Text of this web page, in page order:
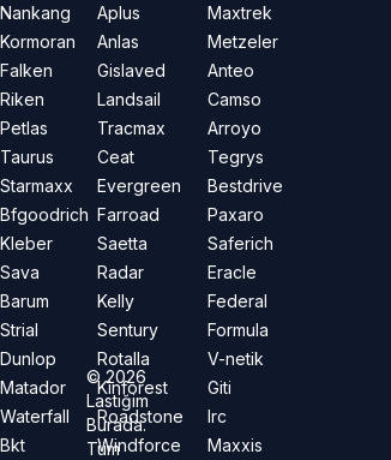
Nankang
Kormoran
Falken
Riken
Petlas
Taurus
Starmaxx
Bfgoodrich
Kleber
Sava
Barum
Strial
Dunlop
Matador
Waterfall
Bkt
Aplus
Anlas
Gislaved
Landsail
Tracmax
Ceat
Evergreen
Farroad
Saetta
Radar
Kelly
Sentury
Rotalla
Kinforest
Roadstone
Windforce
Maxtrek
Metzeler
Anteo
Camso
Arroyo
Tegrys
Bestdrive
Paxaro
Saferich
Eracle
Federal
Formula
V-netik
Giti
Irc
Maxxis
©2026
Lastiğim
Burada.
Tüm